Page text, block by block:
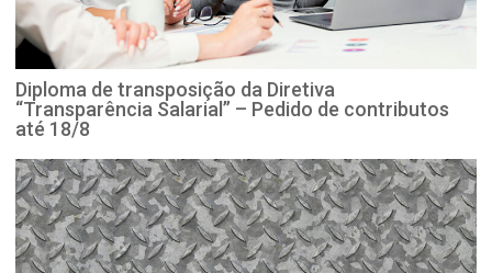
Diploma de transposição da Diretiva
“Transparência Salarial” – Pedido de contributos
até 18/8